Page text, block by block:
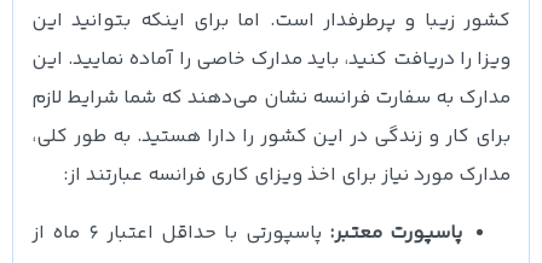
کشور زیبا و پرطرفدار است. اما برای اینکه بتوانید این
ویزا را دریافت کنید، باید مدارک خاصی را آماده نمایید. این
مدارک به سفارت فرانسه نشان می‌دهند که شما شرایط لازم
برای کار و زندگی در این کشور را دارا هستید. به طور کلی،
مدارک مورد نیاز برای اخذ ویزای کاری فرانسه عبارتند از:
پاسپورت معتبر:
پاسپورتی با حداقل اعتبار ۶ ماه از